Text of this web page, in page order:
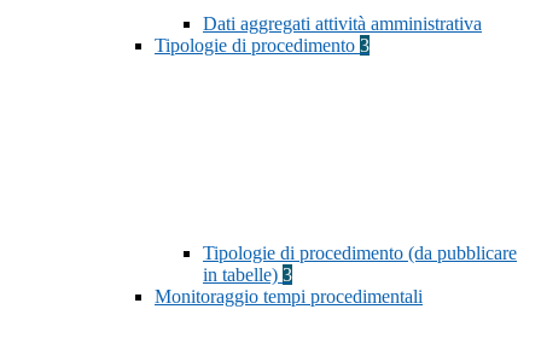
Dati aggregati attività amministrativa
Tipologie di procedimento 3
Tipologie di procedimento (da pubblicare
in tabelle) 3
Monitoraggio tempi procedimentali